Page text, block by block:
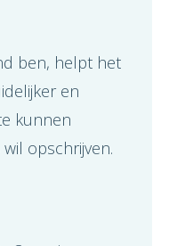
ben, helpt het
en
kunnen
opschrijven.